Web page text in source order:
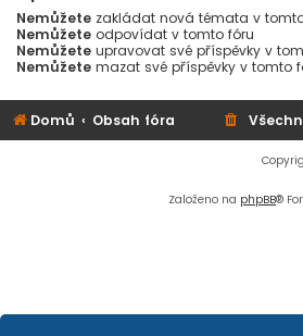
Nemůžete zakládat nová témata v
Nemůžete odpovídat v tomto fóru
Nemůžete upravovat své příspěvky v
Nemůžete mazat své příspěvky v tomto
Domů Obsah fóra
Založeno na phpBB®